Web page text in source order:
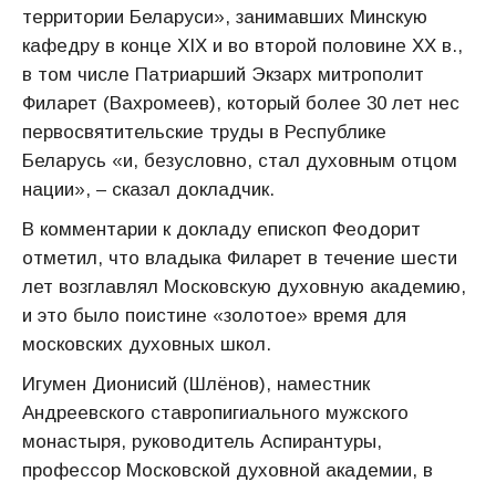
территории Беларуси», занимавших Минскую
кафедру в конце XIX и во второй половине ХХ в.,
в том числе Патриарший Экзарх митрополит
Филарет (Вахромеев), который более 30 лет нес
первосвятительские труды в Республике
Беларусь «и, безусловно, стал духовным отцом
нации», – сказал докладчик.
В комментарии к докладу епископ Феодорит
отметил, что владыка Филарет в течение шести
лет возглавлял Московскую духовную академию,
и это было поистине «золотое» время для
московских духовных школ.
Игумен Дионисий (Шлёнов), наместник
Андреевского ставропигиального мужского
монастыря, руководитель Аспирантуры,
профессор Московской духовной академии, в